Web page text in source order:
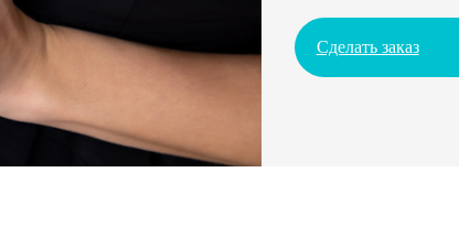
Сделать заказ